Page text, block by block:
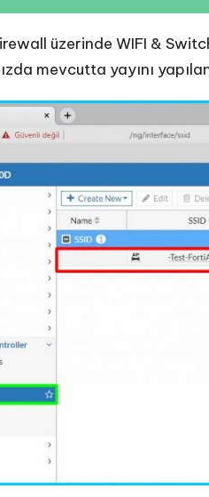
üzerinde WIFI &
mevcutta yayını